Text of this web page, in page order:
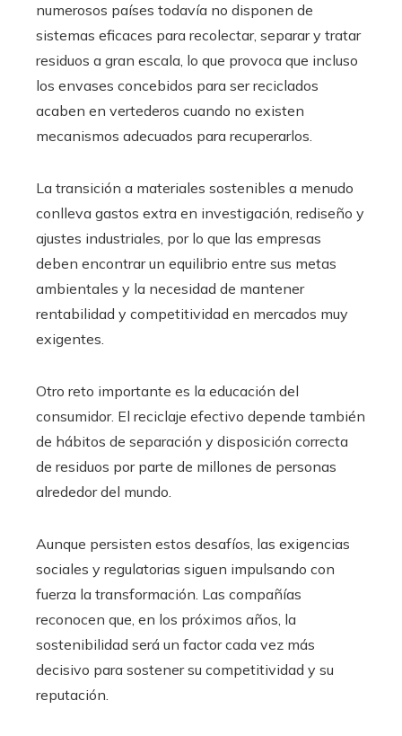
numerosos países todavía no disponen de
sistemas eficaces para recolectar, separar y tratar
residuos a gran escala, lo que provoca que incluso
los envases concebidos para ser reciclados
acaben en vertederos cuando no existen
mecanismos adecuados para recuperarlos.
La transición a materiales sostenibles a menudo
conlleva gastos extra en investigación, rediseño y
ajustes industriales, por lo que las empresas
deben encontrar un equilibrio entre sus metas
ambientales y la necesidad de mantener
rentabilidad y competitividad en mercados muy
exigentes.
Otro reto importante es la educación del
consumidor. El reciclaje efectivo depende también
de hábitos de separación y disposición correcta
de residuos por parte de millones de personas
alrededor del mundo.
Aunque persisten estos desafíos, las exigencias
sociales y regulatorias siguen impulsando con
fuerza la transformación. Las compañías
reconocen que, en los próximos años, la
sostenibilidad será un factor cada vez más
decisivo para sostener su competitividad y su
reputación.